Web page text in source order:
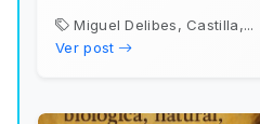
Miguel Delibes, Castilla,...
Ver post